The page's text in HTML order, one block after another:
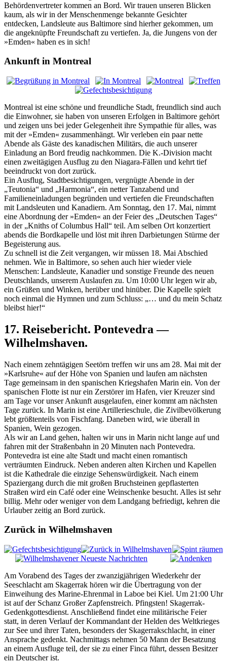
Behördenvertreter kommen an Bord. Wir trauen unseren Blicken
kaum, als wir in der Menschenmenge bekannte Gesichter
entdecken, Landsleute aus Baltimore sind hierher gekommen, um
die angeknüpfte Freundschaft zu vertiefen. Ja, die Jungens von der
»Emden« haben es in sich!
Ankunft in Montreal
Montreal ist eine schöne und freundliche Stadt, freundlich sind auch
die Einwohner, sie haben von unseren Erfolgen in Baltimore gehört
und zeigen uns bei jeder Gelegenheit ihre Sympathie für alles, was
mit der »Emden« zusammenhängt. Wir verleben ein paar nette
Abende als Gäste des kanadischen Militärs, die auch unserer
Einladung an Bord freudig nachkommen. Die K.-Division macht
einen zweitägigen Ausflug zu den Niagara-Fällen und kehrt tief
beeindruckt von dort zurück.
Ein Ausflug, Stadtbesichtigungen, vergnügte Abende in der
Teutonia
und Harmonia , ein netter Tanzabend und
Familieneinladungen begründen und vertiefen die Freundschaften
mit Landsleuten und Kanadiern. Am Sonntag, den 17. Mai, nimmt
eine Abordnung der »Emden« an der Feier des
Deutschen Tages
in der Kniths of Columbus Hall
teil. Am selben Ort konzertiert
abends die Bordkapelle und löst mit ihren Darbietungen Stürme der
Begeisterung aus.
Zu schnell ist die Zeit vergangen, wir müssen 18. Mai Abschied
nehmen. Wie in Baltimore, so sehen auch hier wieder viele
Menschen: Landsleute, Kanadier und sonstige Freunde des neuen
Deutschlands, unserem Auslaufen zu. Um 10:00 Uhr legen wir ab,
ein Grüßen und Winken, herüber und hinüber. Die Kapelle spielt
noch einmal die Hymnen und zum Schluss:
… und du mein Schatz
bleibst hier!
17. Reisebericht. Pontevedra —
Wilhelmshaven.
Nach einem zehntägigen Seetörn treffen wir uns am 28. Mai mit der
»Karlsruhe« auf der Höhe von Spanien und laufen am nächsten
Tage gemeinsam in den spanischen Kriegshafen Marin ein. Von der
spanischen Flotte ist nur ein Zerstörer im Hafen, vier Kreuzer sind
am Tage vor unser Ankunft ausgelaufen, einer kommt am nächsten
Tage zurück. In Marin ist eine Artillerieschule, die Zivilbevölkerung
lebt größtenteils von Fischfang. Daneben wird, wie überall in
Spanien, Wein gezogen.
Als wir an Land gehen, halten wir uns in Marin nicht lange auf und
fahren mit der Straßenbahn in 20 Minuten nach Pontevedra.
Pontevedra ist eine alte Stadt und macht einen romantisch
verträumten Eindruck. Neben anderen alten Kirchen und Kapellen
ist die Kathedrale die einzige Sehenswürdigkeit. Nach einem
Spaziergang durch die mit großen Bruchsteinen gepflasterten
Straßen wird ein Café oder eine Weinschenke besucht. Alles ist sehr
billig. Mehr oder weniger von dem Landgang befriedigt, kehren die
Urlauber zeitig an Bord zurück.
Zurück in Wilhelmshaven
Am Vorabend des Tages der zwanzigjährigen Wiederkehr der
Seeschlacht am Skagerrak hören wir die Übertragung von der
Einweihung des Marine-Ehrenmal in Laboe bei Kiel. Um 21:00 Uhr
ist auf der Schanz Großer Zapfenstreich. Pfingsten! Skagerrak-
Gedenkgottesdienst. Anschließend findet eine militärische Feier
statt, in deren Verlauf der Kommandant der Helden des Weltkrieges
zur See und ihrer Taten, besonders der Skagerrakschlacht, in einer
Ansprache gedenkt. Nachmittags nehmen 50 Mann der Besatzung
an einem Ausfluge teil, der sie zu einer Finca führt, dessen Besitzer
ein Deutscher ist.